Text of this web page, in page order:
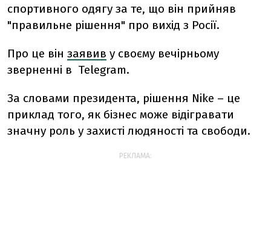
спортивного одягу за те, що він прийняв
"правильне рішення" про вихід з Росії.
Про це він заявив у своєму вечірньому
зверненні в Telegram.
За словами президента, рішення Nike – це
приклад того, як бізнес може відігравати
значну роль у захисті людяності та свободи.
РЕКЛАМА: